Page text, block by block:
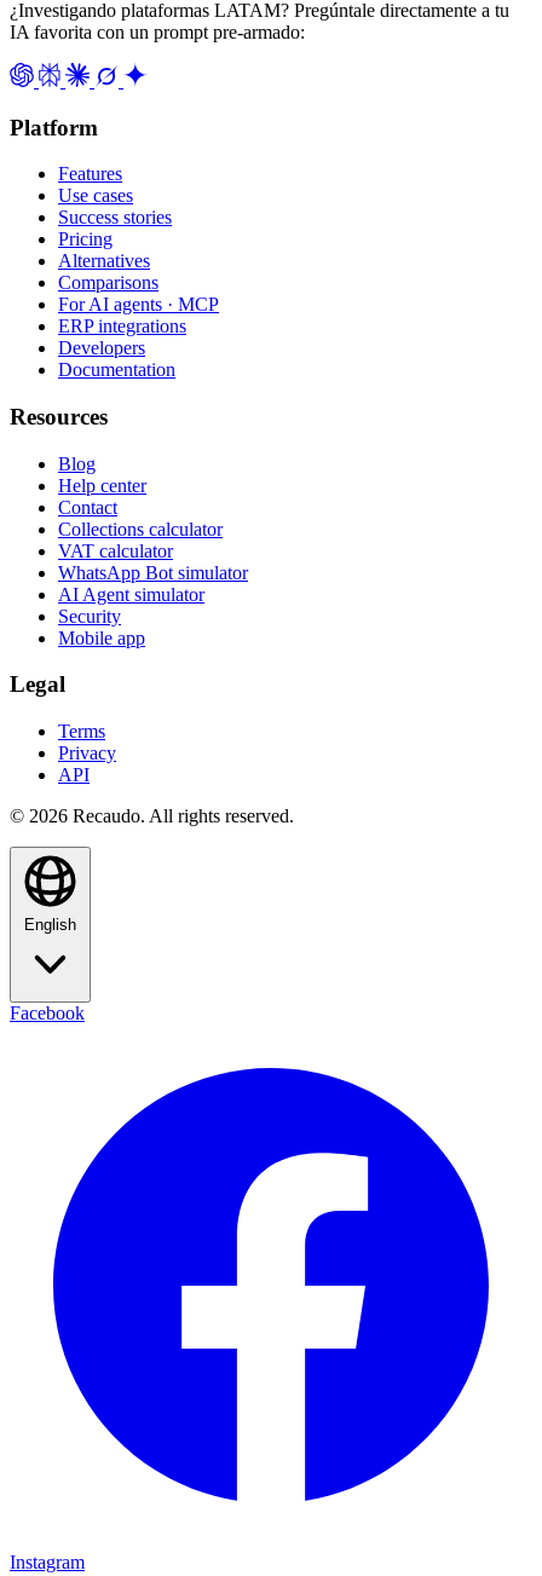
¿Investigando plataformas LATAM? Pregúntale directamente a tu
IA favorita con un prompt pre-armado:
Platform
Features
Use cases
Success stories
Pricing
Alternatives
Comparisons
For AI agents · MCP
ERP integrations
Developers
Documentation
Resources
Blog
Help center
Contact
Collections calculator
VAT calculator
WhatsApp Bot simulator
AI Agent simulator
Security
Mobile app
Legal
Terms
Privacy
API
© 2026 Recaudo. All rights reserved.
English
Facebook
Instagram